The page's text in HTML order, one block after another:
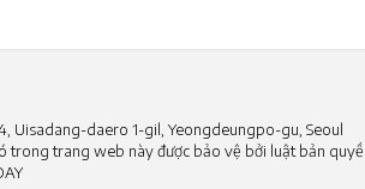
Uisadang-daero 1-gil, Yeongdeungpo-gu, Seoul
trong trang web này được bảo vệ bởi luật bản